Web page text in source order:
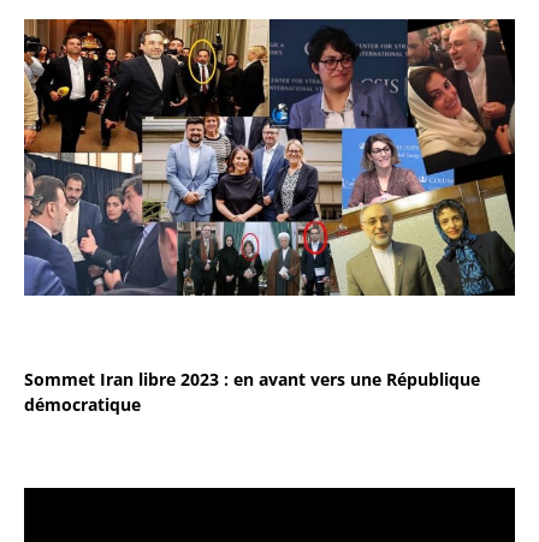
Sommet Iran libre 2023 : en avant vers une République
démocratique